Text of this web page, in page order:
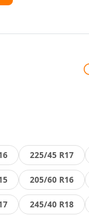
225/45 R17
205/60 R16
245/40 R18